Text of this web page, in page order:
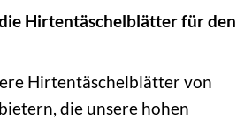
Hirtentäschelblätter für den
Hirtentäschelblätter von
die unsere hohen